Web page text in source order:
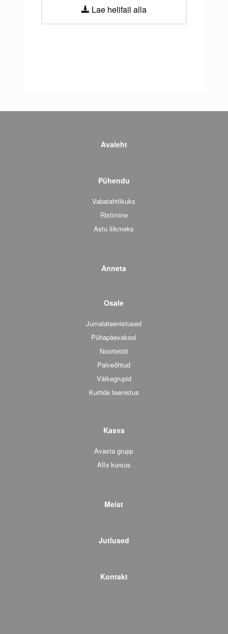
Lae helifail alla
Avaleht
Pühendu
Vabatahtlikuks
Ristimine
Astu liikmeks
Anneta
Osale
Jumalateenistused
Pühapäevakool
Noortetöö
Palveõhtud
Väikegrupid
Kurtide teenistus
Kasva
Avasta grupp
Alfa kursus
Meist
Jutlused
Kontakt